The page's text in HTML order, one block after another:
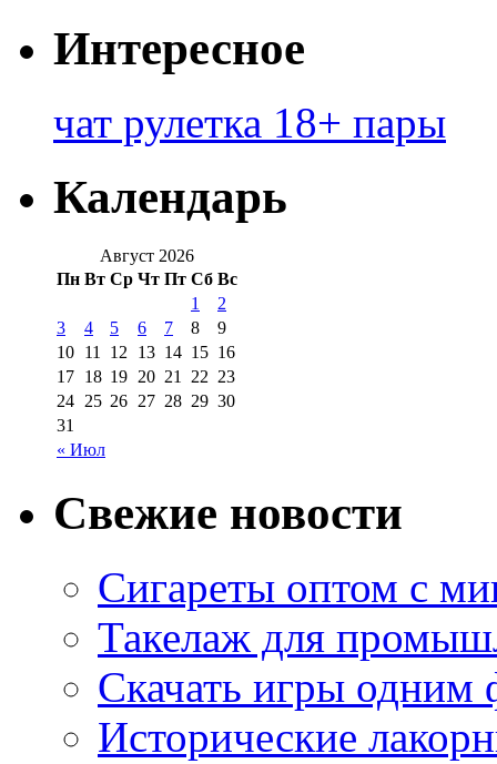
Интересное
чат рулетка 18+ пары
Календарь
Август 2026
Пн Вт Ср Чт Пт Сб Вс
« Июл
1
2
3
4 5 6 7 8
9
10 11 12 13 14 15 16
17 18 19 20 21 22 23
24 25 26 27 28 29 30
31
Свежие новости
Сигареты оптом с
Такелаж для
Скачать игры одним
Исторические